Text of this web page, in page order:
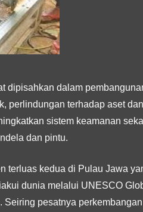
dipisahkan dalam
perlindungan terhadap aset
sistem keamanan
dan pintu.
kedua di Pulau Jawa
dunia melalui UNESCO
pesatnya